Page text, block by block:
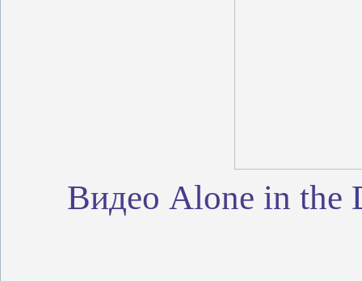
Видео Alone in the